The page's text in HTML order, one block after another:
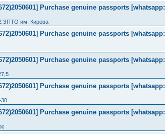
Purchase genuine passports [whatsapp:
ЗПТО им. Кирова
Purchase genuine passports [whatsapp:
Purchase genuine passports [whatsapp:
Purchase genuine passports [whatsapp:
Purchase genuine passports [whatsapp: